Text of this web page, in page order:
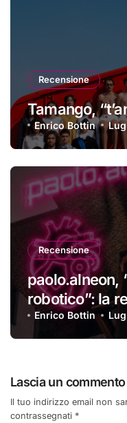
Recensione
Tamango,
Enrico Bottin
Recensione
paolo.alneon,
robotico”: la
Enrico Bottin
Lascia un commento
Il tuo indirizzo email non
contrassegnati *